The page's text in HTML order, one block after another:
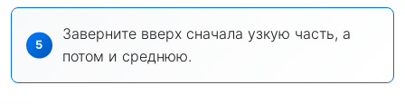
Заверните вверх сначала узкую часть, а
потом и среднюю.